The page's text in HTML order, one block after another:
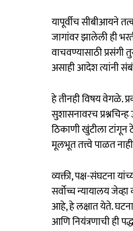
यापूर्वीच सीबीआयने
जागांवर झालेली ही
वाचवण्यासाठी प्रसंगी
असाही आदेश त्यांनी
हे तीनही विषय वेगळे.
सुशासनावरच
ठिकाणी खुंटीला टांगून
मूलभूत तत्त्वे पाळत
व्यक्ती, पक्ष-संघटना
सर्वोच्च न्यायालय
आहे, हे लक्षात येते.
आणि नियंत्रणाची ही